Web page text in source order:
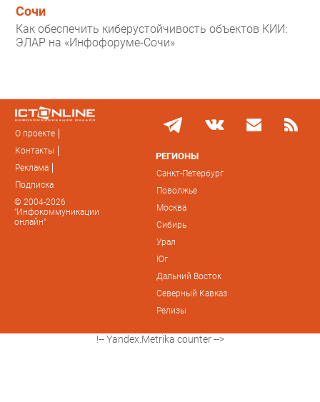
Сочи
Как обеспечить киберустойчивость объектов КИИ:
ЭЛАР на «Инфофоруме-Сочи»
О проекте
Контакты
Реклама
Подписка
© 2004-2026
"Инфокоммуникации
онлайн"
РЕГИОНЫ
Санкт-Петербург
Поволжье
Москва
Сибирь
Урал
Юг
Дальний Восток
Северный Кавказ
Релизы
!-- Yandex.Metrika counter -->